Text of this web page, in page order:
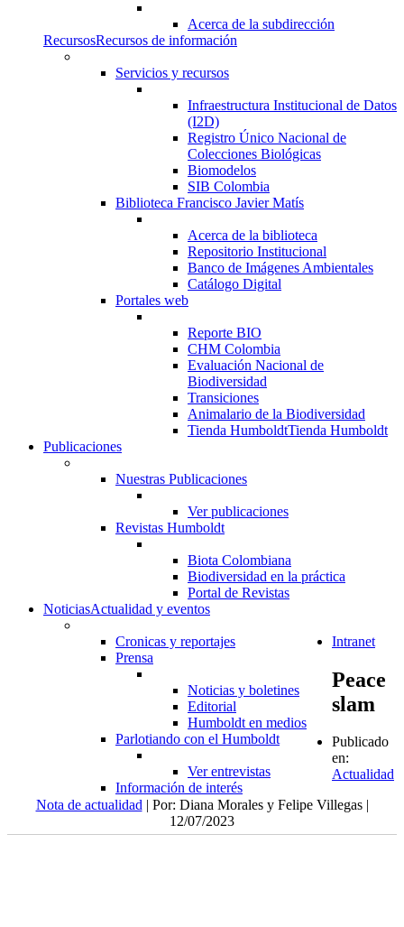
Acerca de la subdirección
RecursosRecursos de información
Servicios y recursos
Infraestructura Institucional de Datos
(I2D)
Registro Único Nacional de
Colecciones Biológicas
Biomodelos
SIB Colombia
Biblioteca Francisco Javier Matís
Acerca de la biblioteca
Repositorio Institucional
Banco de Imágenes Ambientales
Catálogo Digital
Portales web
Reporte BIO
CHM Colombia
Evaluación Nacional de
Biodiversidad
Transiciones
Animalario de la Biodiversidad
Tienda HumboldtTienda Humboldt
Publicaciones
Nuestras Publicaciones
Ver publicaciones
Revistas Humboldt
Biota Colombiana
Biodiversidad en la práctica
Portal de Revistas
NoticiasActualidad y eventos
Cronicas y reportajes
Prensa
Noticias y boletines
Editorial
Humboldt en medios
Parlotiando con el Humboldt
Ver entrevistas
Información de interés
Intranet
Peace
slam
Publicado
en:
Actualidad
Nota de actualidad| Por: Diana Morales y Felipe Villegas |
12/07/2023